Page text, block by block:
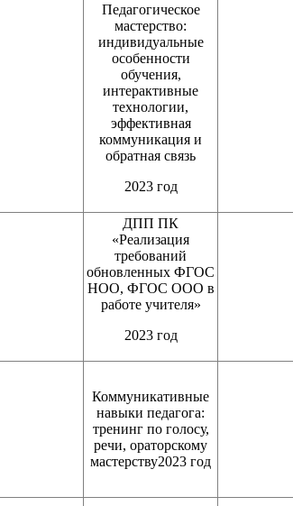
Педагогическое
мастерство:
индивидуальные
особенности
обучения,
интерактивные
технологии,
эффективная
коммуникация и
обратная связь
2023 год
ДПП ПК
«Реализация
требований
обновленных ФГОС
НОО, ФГОС ООО в
работе учителя»
2023 год
Коммуникативные
навыки педагога:
тренинг по голосу,
речи, ораторскому
мастерству2023 год